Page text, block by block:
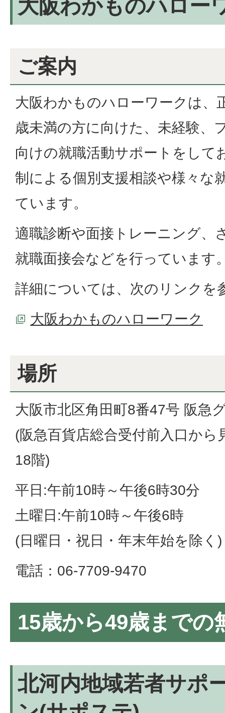
大阪わかものハロー
ご案内
大阪わかものハローワークは、
歳未満の方に向けた、未経験、
向けの就職活動サポートをして
制による個別支援相談や様々な
ています。
適職診断や面接トレーニング、
就職面接会などを行っています
詳細については、次のリンクを
大阪わかものハローワーク
場所
大阪市北区角田町8番47号 阪急
(阪急百貨店総合受付前入口から
18階)
平日:午前10時～午後6時30分
土曜日:午前10時～午後6時
(日曜日・祝日・年末年始を除く)
電話：06-7709-9470
15歳から49歳までの
北河内地域若者サポ